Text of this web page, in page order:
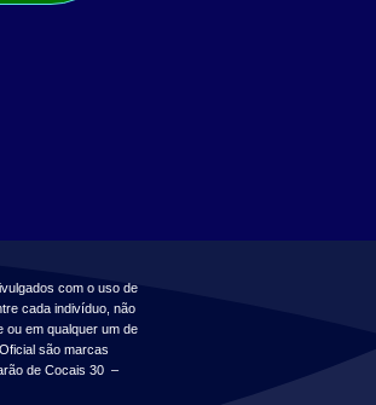
com o uso de
cada indivíduo, não
em qualquer um de
são marcas
de Cocais 30 –